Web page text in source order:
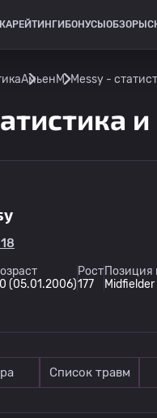
РЕЙТИНГИ БОНУСЫ ОБЗОРЫ
АмьенM. Messy -
(05.01.2006)
Рост
177
Позиция
Midfielder
Список травм